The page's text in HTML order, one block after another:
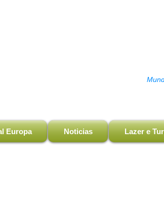
Europa Noticias Lazer e